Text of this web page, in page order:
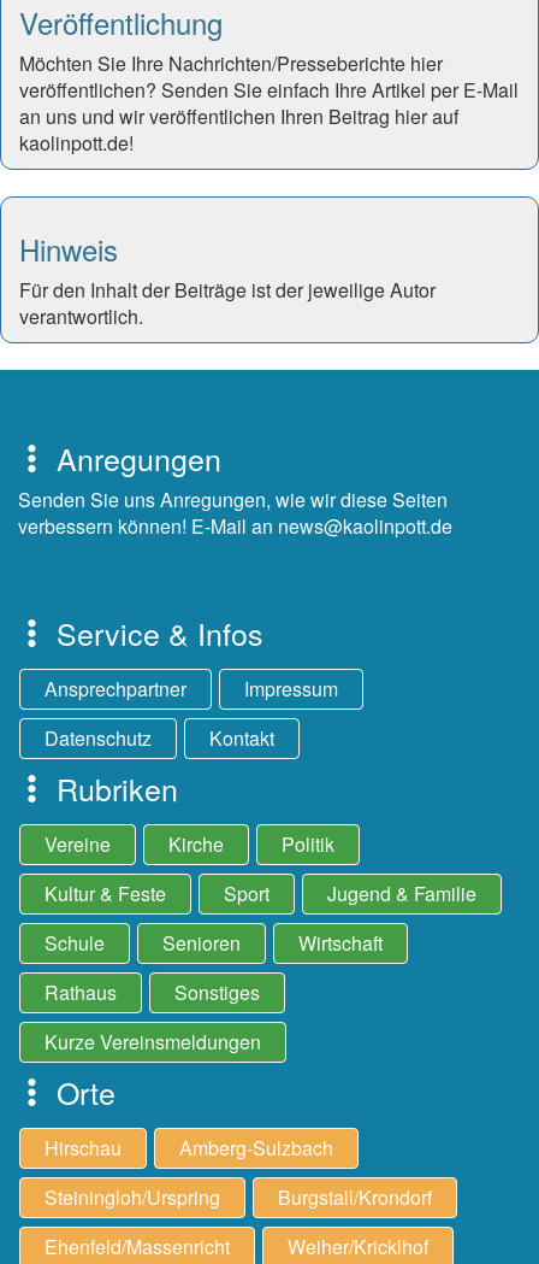
Veröffentlichung
Möchten Sie Ihre Nachrichten/Presseberichte hier
veröffentlichen? Senden Sie einfach Ihre Artikel per E-Mail
an uns und wir veröffentlichen Ihren Beitrag hier auf
kaolinpott.de!
Hinweis
Für den Inhalt der Beiträge ist der jeweilige Autor
verantwortlich.
Anregungen
Senden Sie uns Anregungen, wie wir diese Seiten
verbessern können! E-Mail an news@kaolinpott.de
Service & Infos
Ansprechpartner
Impressum
Datenschutz
Kontakt
Rubriken
Vereine Kirche
Politik
Kultur & Feste
Sport
Jugend & Familie
Schule
Senioren
Wirtschaft
Rathaus
Sonstiges
Kurze Vereinsmeldungen
Orte
Hirschau
Amberg-Sulzbach
Steiningloh/Urspring
Burgstall/Krondorf
Ehenfeld/Massenricht
Weiher/Kricklhof